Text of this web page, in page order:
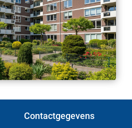
Contactgegevens